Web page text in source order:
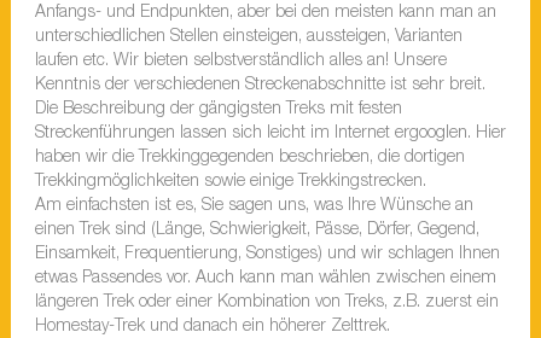
Anfangs- und Endpunkten, aber bei den meisten kann man an
unterschiedlichen Stellen einsteigen, aussteigen, Varianten
laufen etc. Wir bieten selbstverständlich alles an! Unsere
Kenntnis der verschiedenen Streckenabschnitte ist sehr breit.
Die Beschreibung der gängigsten Treks mit festen
Streckenführungen lassen sich leicht im Internet ergooglen. Hier
haben wir die Trekkinggegenden beschrieben, die dortigen
Trekkingmöglichkeiten sowie einige Trekkingstrecken.
Am einfachsten ist es, Sie sagen uns, was Ihre Wünsche an
einen Trek sind (Länge, Schwierigkeit, Pässe, Dörfer, Gegend,
Einsamkeit, Frequentierung, Sonstiges) und wir schlagen Ihnen
etwas Passendes vor. Auch kann man wählen zwischen einem
längeren Trek oder einer Kombination von Treks, z.B. zuerst ein
Homestay-Trek und danach ein höherer Zelttrek.